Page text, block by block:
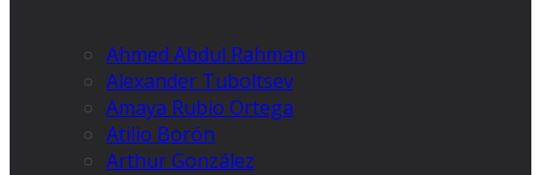
Ahmed Abdul Rahman
Alexander Tuboltsev
Amaya Rubio Ortega
Atilio Borón
Arthur González